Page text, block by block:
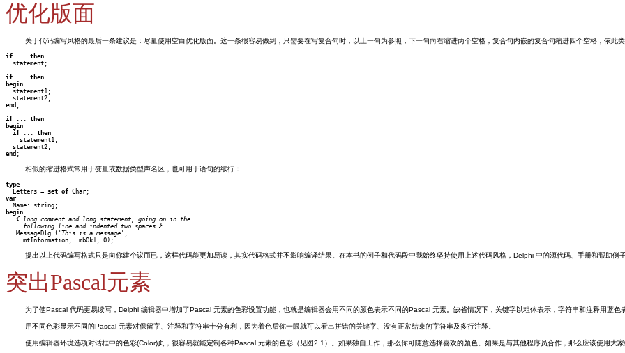
优化版面
关于代码编写风格的最后一条建议是：尽量使用空白优化版面。这一条很容易做到，只需要在写复合句时，以上一句为参照，下一句向右缩进两个空格，复合句内嵌的复合句缩进四个空格，依此类
if ... then
  statement;
if ... then
begin
end ;
if ... then
begin
if ... then
    statement1;
end
相似的缩进格式常用于变量或数据类型声名区，也可用于语句的续行：
type
Letters = set of
var
begin
{ long comment and long statement, going on in the
     following line and indented two spaces }
MessageDlg ( 'This is a message' ,
提出以上代码编写格式只是向你建个议而已，这样代码能更加易读，其实代码格式并不影响编译结果。在本书的例子和代码段中我始终坚持使用上述代码风格，Delphi 中的源代码、手册和帮助例
突出Pascal元素
为了使Pascal 代码更易读写，Delphi 编辑器中增加了Pascal 元素的色彩设置功能，也就是编辑器会用不同的颜色表示不同的Pascal 元素。缺省情况下，关键字以粗体表示，字符串和注释用蓝色
用不同色彩显示不同的Pascal 元素对保留字、注释和字符串十分有利，因为着色后你一眼就可以看出拼错的关键字、没有正常结束的字符串及多行注释。
使用编辑器环境选项对话框中的色彩(Color)页，很容易就能定制各种Pascal 元素的色彩（见图2.1）。如果独自工作，那么你可随意选择喜欢的颜色。如果是与其他程序员合作，那么应该使用大